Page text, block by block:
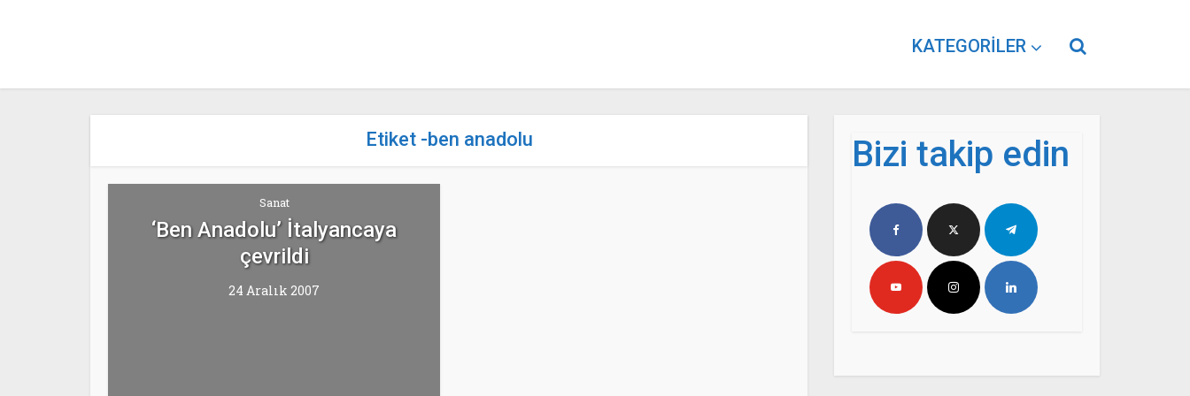
KATEGORILER
Etiket -ben anadolu
Sanat
‘Ben Anadolu’ İtalyancaya
çevrildi
24 Aralık 2007
Bizi takip edin